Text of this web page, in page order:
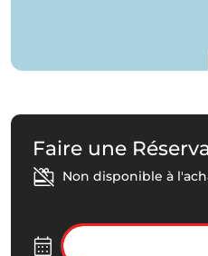
Faire une
Non disponible à